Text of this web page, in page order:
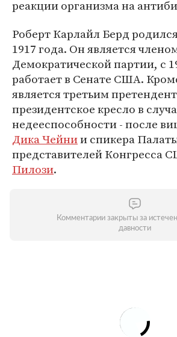
реакции организма на
Роберт Карлайл Берд
1917 года. Он является
Демократической партии, с
работает в Сенате США.
является третьим
президентское кресло в
недееспособности - после
Дика Чейнии спикера
представителей Конгресса
Пилози.
Комментарии закрыты за
давности